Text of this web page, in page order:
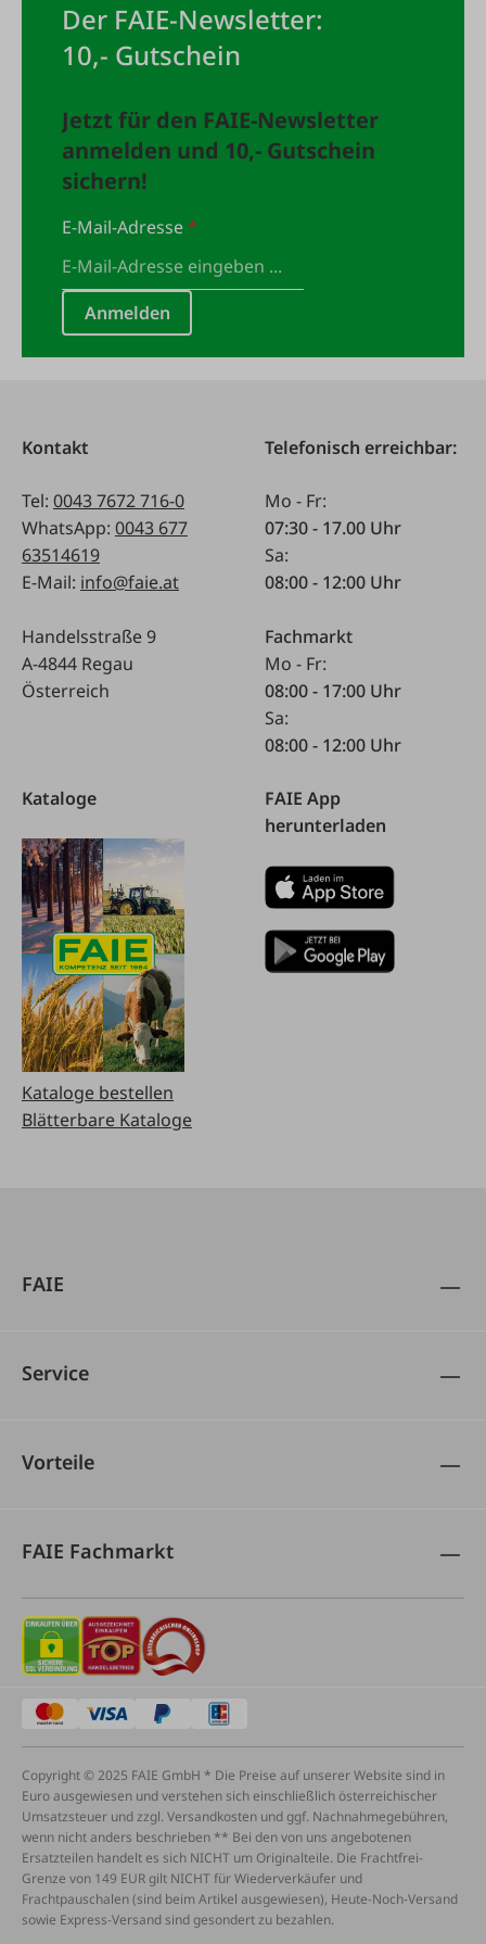
Der FAIE-Newsletter:
10,- Gutschein
Jetzt für den FAIE-Newsletter
anmelden und 10,- Gutschein
sichern!
E-Mail-Adresse*
Anmelden
Kontakt
Tel: 0043 7672 716-0
WhatsApp: 0043 677
63514619
E-Mail: info@faie.at
Handelsstraße 9
A-4844 Regau
Österreich
Telefonisch erreichbar:
Mo - Fr:
07:30 - 17.00 Uhr
Sa:
08:00 - 12:00 Uhr
Fachmarkt
Mo - Fr:
08:00 - 17:00 Uhr
Sa:
08:00 - 12:00 Uhr
Kataloge
Kataloge bestellen
Blätterbare Kataloge
FAIE App
herunterladen
FAIE
Service
Vorteile
FAIE Fachmarkt
Copyright © 2025 FAIE GmbH * Die Preise auf unserer Website sind in
Euro ausgewiesen und verstehen sich einschließlich österreichischer
Umsatzsteuer und zzgl. Versandkosten und ggf. Nachnahmegebühren,
wenn nicht anders beschrieben ** Bei den von uns angebotenen
Ersatzteilen handelt es sich NICHT um Originalteile. Die Frachtfrei-
Grenze von 149 EUR gilt NICHT für Wiederverkäufer und
Frachtpauschalen (sind beim Artikel ausgewiesen), Heute-Noch-Versand
sowie Express-Versand sind gesondert zu bezahlen.